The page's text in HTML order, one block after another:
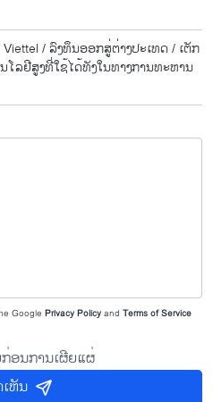
Viettel /ລົງ​ທ​ຶນ​ອອກ​ສູ່​ຕ​່າງ​ປະ​ເທດ / ເຕັກ​
ໂລ​ຢີ​ສູງທີ່ໃຊ້ໄດ້ທັງໃນທາງການທະຫານ
Google Privacy Policyand Terms of Service
ອນການເຜີຍແຜ່
ຫັນ